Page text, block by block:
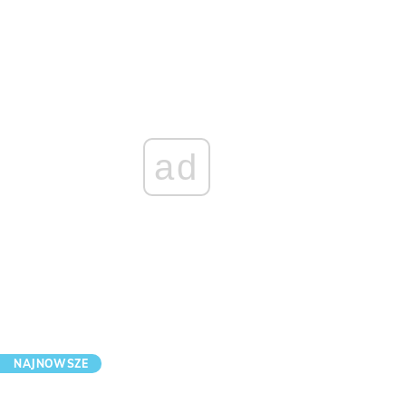
ad
NAJNOWSZE